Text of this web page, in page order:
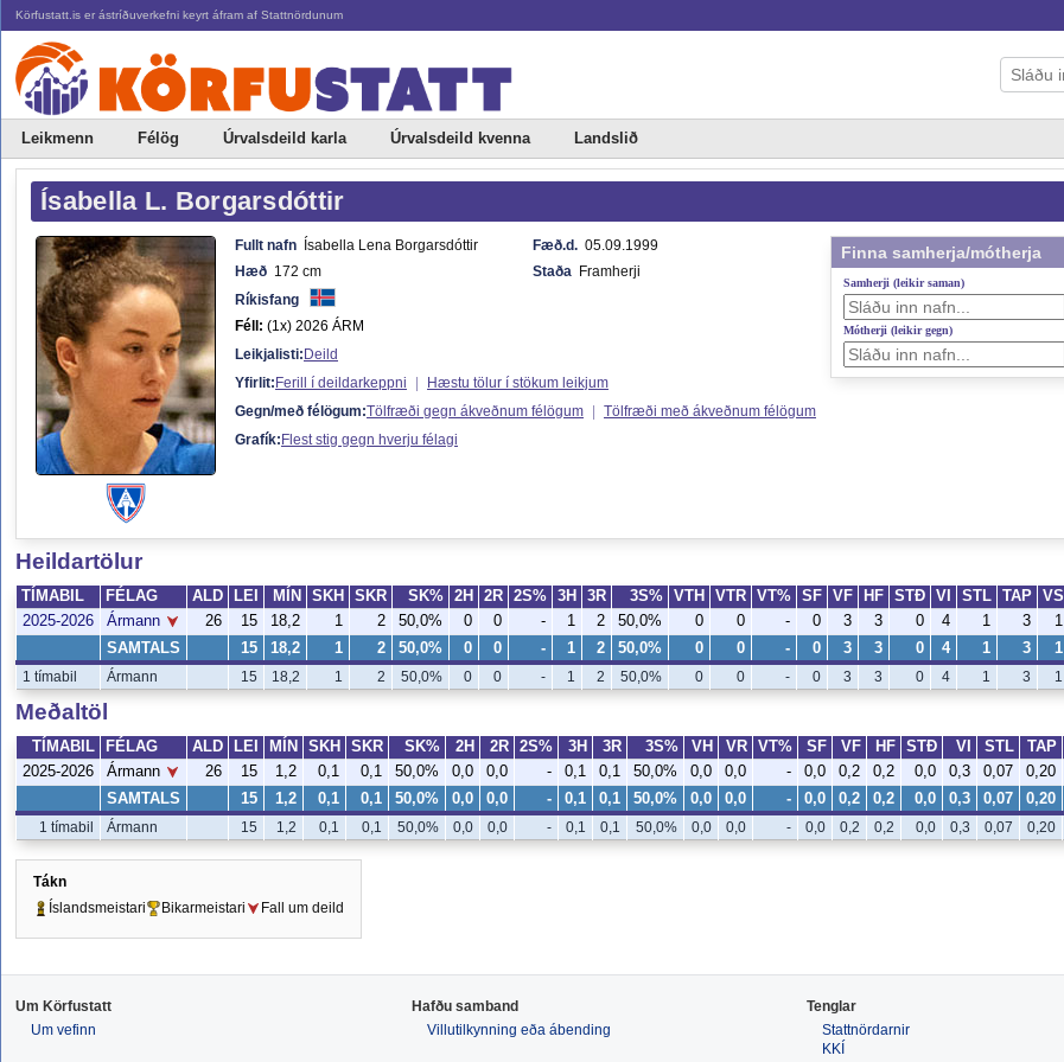
Körfustatt.is er ástríðuverkefni keyrt áfram af Stattnördunum
Leikmenn Félög Úrvalsdeild karla Úrvalsdeild kvenna Landslið
Ísabella L. Borgarsdóttir
Fullt nafn Ísabella Lena Borgarsdóttir Fæð.d. 05.09.1999
Hæð 172 cm Staða Framherji
Ríkisfang
Féll: (1x) 2026 ÁRM
Leikjalisti:Deild
Yfirlit:Ferill í deildarkeppni |
Hæstu tölur í stökum leikjum
Gegn/með félögum:Tölfræði gegn ákveðnum félögum | Tölfræði með ákveðnum félögum
Grafík:Flest stig gegn hverju félagi
Finna samherja/mótherja
Samherji (leikir saman)
Mótherji (leikir gegn)
Heildartölur
TÍMABIL FÉLAG ALD LEI MÍN SKH SKR SK% 2H 2R 2S% 3H 3R 3S% VTH VTR VT% SF VF HF STÐ VI STL TAP VS
2025-2026
Ármann 26 15 18,2 1 2 50,0% 0 0 - 1 2 50,0% 0 0 - 0 3 3 0 4 1 3 1
SAMTALS 15 18,2 1 2 50,0% 0 0 - 1 2 50,0% 0 0 - 0 3 3 0 4 1 3 1
1 tímabil Ármann 15 18,2 1 2 50,0% 0 0 - 1 2 50,0% 0 0 - 0 3 3 0 4 1 3 1
Meðaltöl
TÍMABIL FÉLAG ALD LEI MÍN SKH SKR SK% 2H 2R 2S% 3H 3R 3S% VH VR VT% SF VF HF STÐ VI STL TAP
2025-2026
Ármann 26 15 1,2 0,1 0,1 50,0% 0,0 0,0 - 0,1 0,1 50,0% 0,0 0,0 - 0,0 0,2 0,2 0,0 0,3 0,07 0,20
SAMTALS 15 1,2 0,1 0,1 50,0% 0,0 0,0 - 0,1 0,1 50,0% 0,0 0,0 - 0,0 0,2 0,2 0,0 0,3 0,07 0,20
1 tímabil Ármann 15 1,2 0,1 0,1 50,0% 0,0 0,0 - 0,1 0,1 50,0% 0,0 0,0 - 0,0 0,2 0,2 0,0 0,3 0,07 0,20
Tákn
Íslandsmeistari
Bikarmeistari Fall um deild
Um Körfustatt
Um vefinn
Hafðu samband
Villutilkynning eða ábending
Tenglar
Stattnördarnir
KKÍ